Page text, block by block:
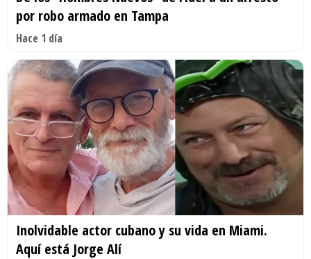
por robo armado en Tampa
Hace 1 día
Inolvidable actor cubano y su vida en Miami.
Aquí está Jorge Alí